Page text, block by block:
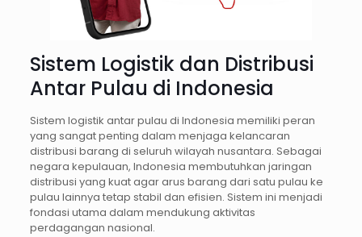
Sistem Logistik dan Distribusi
Antar Pulau di Indonesia
Sistem logistik antar pulau di Indonesia memiliki peran
yang sangat penting dalam menjaga kelancaran
distribusi barang di seluruh wilayah nusantara. Sebagai
negara kepulauan, Indonesia membutuhkan jaringan
distribusi yang kuat agar arus barang dari satu pulau ke
pulau lainnya tetap stabil dan efisien. Sistem ini menjadi
fondasi utama dalam mendukung aktivitas
perdagangan nasional.